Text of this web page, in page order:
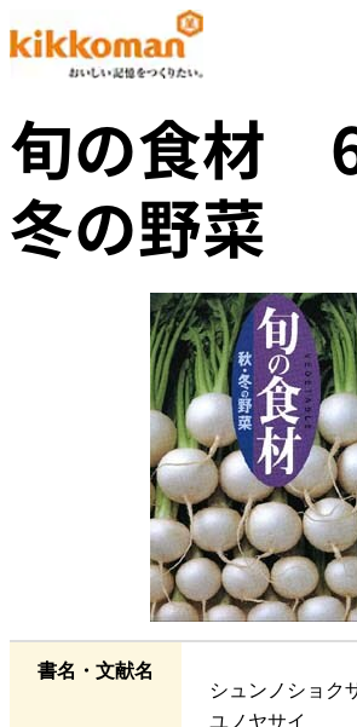
旬の食材
冬の野菜
書名・文献名
シュンノショ
ユノヤサイ